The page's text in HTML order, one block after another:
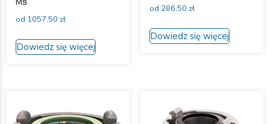
od 1057,50 zł
Dowiedz się więcejprodukt
Opcje
od 286,50 zł
Dowiedz się więcej
Ten
produkt
można